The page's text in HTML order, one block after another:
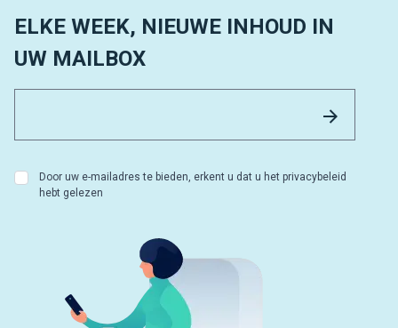
ELKE WEEK, NIEUWE INHOUD IN
UW MAILBOX
Door uw e-mailadres te bieden, erkent u dat u het privacybeleid
hebt gelezen